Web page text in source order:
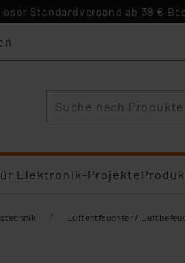
Standardversand ab 39 €
Elektronik-Projekte
/ Luftentfeuchter /